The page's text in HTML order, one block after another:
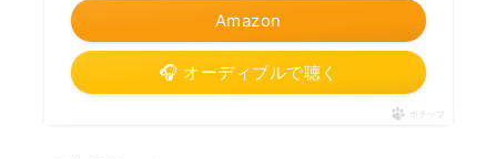
Amazon
🎧 オーディブルで聴く
ポチップ